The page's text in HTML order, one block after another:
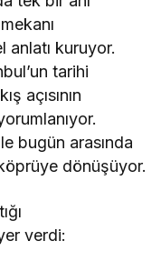
anlatı kuruyor.
tarihi
açısının
bugün arasında
dönüşüyor.
verdi: